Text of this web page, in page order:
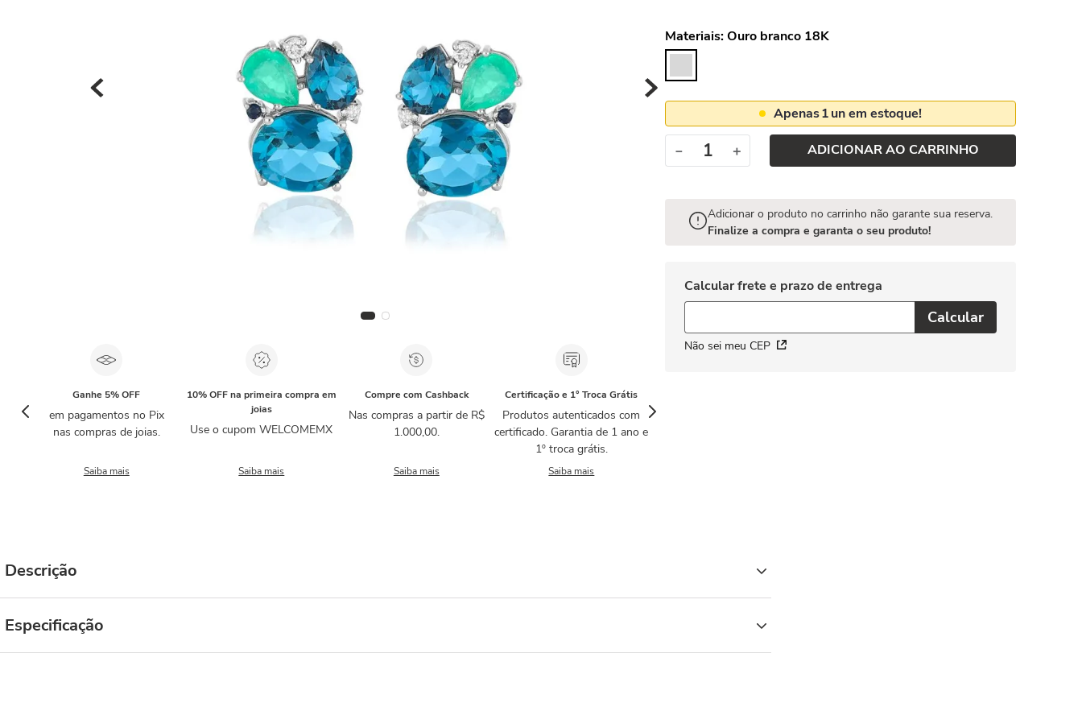
Ganhe 5% OFF
em pagamentos no Pix
nas compras de joias.
Saiba mais
10% OFF na primeira compra em
joias
Use o cupom WELCOMEMX
Saiba mais
Compre com Cashback
Nas compras a partir de R$
1.000,00.
Saiba mais
Certificação e 1° Troca Grátis
Produtos autenticados com
certificado. Garantia de 1 ano e
1º troca grátis.
Saiba mais
Materiais:Ouro branco 18K
Apenas1un em estoque!
＋
－ ADICIONAR AO CARRINHO
Adicionar o produto no carrinho não garante sua reserva.
Finalize a compra e garanta o seu produto!
Não sei meu CEP
Descrição
Especificação